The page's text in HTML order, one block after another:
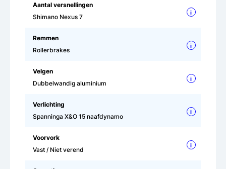
Aantal versnellingen
Shimano Nexus 7
i
Remmen
Rollerbrakes
i
Velgen
Dubbelwandig aluminium
i
Verlichting
Spanninga X&O 15 naafdynamo
i
Voorvork
Vast / Niet verend
i